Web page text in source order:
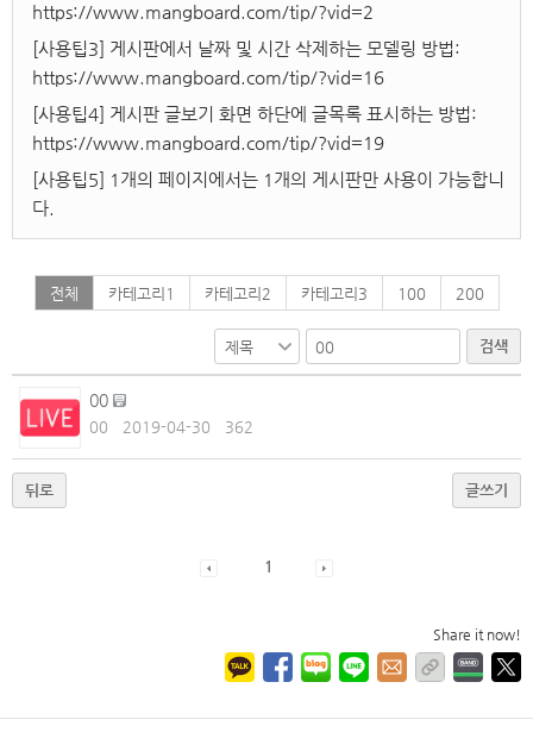
https://www.mangboard.com/tip/?vid=2
[사용팁3] 게시판에서 날짜 및 시간 삭제하는 모델링 방법:
https://www.mangboard.com/tip/?vid=16
[사용팁4] 게시판 글보기 화면 하단에 글목록 표시하는 방법:
https://www.mangboard.com/tip/?vid=19
[사용팁5] 1개의 페이지에서는 1개의 게시판만 사용이 가능합니
다.
전체 카테고리1 카테고리2 카테고리3 100 200
검색
00
00 2019-04-30 362
뒤로 글쓰기
1
Share it now!